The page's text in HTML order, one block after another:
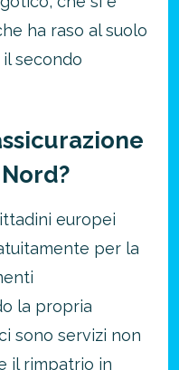
ha raso al suolo
secondo
europei
per la
la propria
sono servizi non
il rimpatrio in